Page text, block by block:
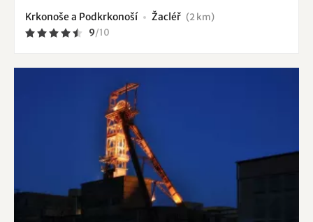
Krkonoše a Podkrkonoší Žacléř (2 km)
9/10